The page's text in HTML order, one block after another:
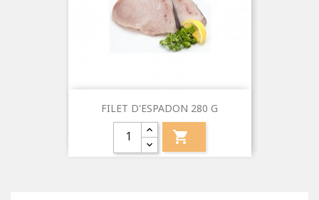
FILET D'ESPADON 280 G
